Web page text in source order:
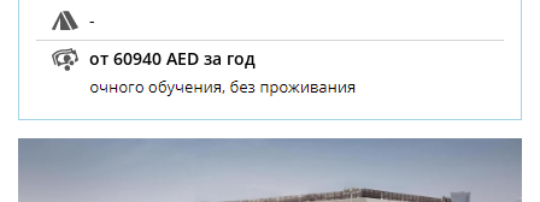
-
от 60940 AED за год